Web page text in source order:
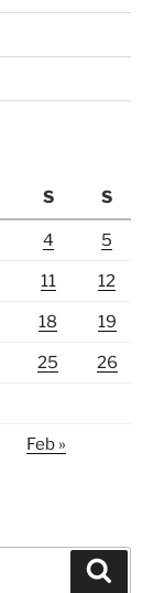
S S
4 5
11 12
18 19
25 26
Feb »